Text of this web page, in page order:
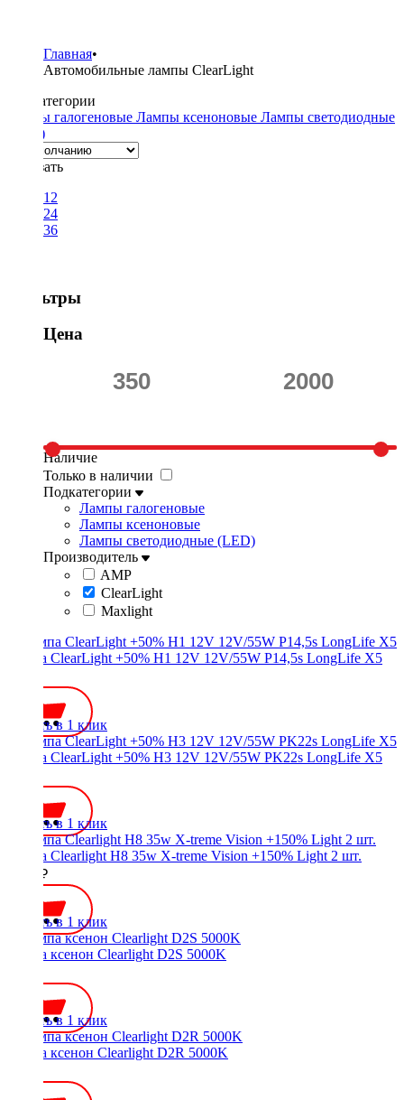
Главная•
Автомобильные лампы ClearLight
Подкатегории
Лампы галогеновые Лампы ксеноновые Лампы светодиодные
(LED)
Показать
12
24
36
Фильтры
Цена
Наличие
Только в наличии
Подкатегории
Лампы галогеновые
Лампы ксеноновые
Лампы светодиодные (LED)
Производитель
AMP
ClearLight
Maxlight
Лампа ClearLight +50% H1 12V 12V/55W P14,5s LongLife X5
Купить в 1 клик
Лампа ClearLight +50% H3 12V 12V/55W PK22s LongLife X5
Купить в 1 клик
Лампа Clearlight H8 35w X-treme Vision +150% Light 2 шт.
1300 ₽
Купить в 1 клик
Лампа ксенон Clearlight D2S 5000K
Купить в 1 клик
Лампа ксенон Clearlight D2R 5000K